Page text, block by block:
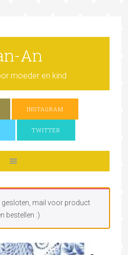
An
moeder en kind
INSTAGRAM
TWITTER
gesloten, mail voor product
bestellen :)